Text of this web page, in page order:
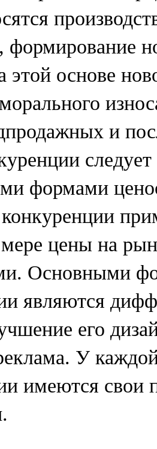
формирование
этой основе
и
следует
формами
цены на
Основными
являются
его
У
имеются свои